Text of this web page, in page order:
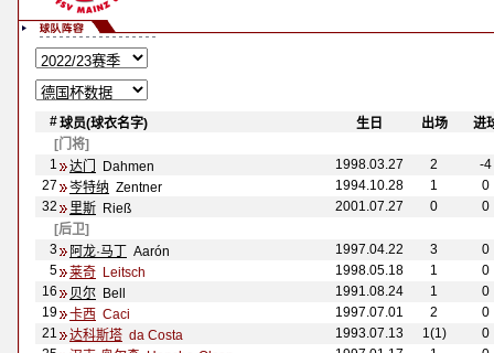
#球员(球衣名字) 生日 出场-
进
[门将]
1
达门 Dahmen 1998.03.27 2
-4
27
岑特纳 Zentner 1994.10.28 1
0
32
里斯 Rieß 2001.07.27 0
0
[后卫]
3
阿龙·马丁 Aarón 1997.04.22 3
0
5
莱奇 Leitsch 1998.05.18 1
0
16
贝尔 Bell 1991.08.24 1
0
19
卡西 Caci 1997.07.01 2
0
21
达科斯塔 da Costa 1993.07.13 1(1)
0